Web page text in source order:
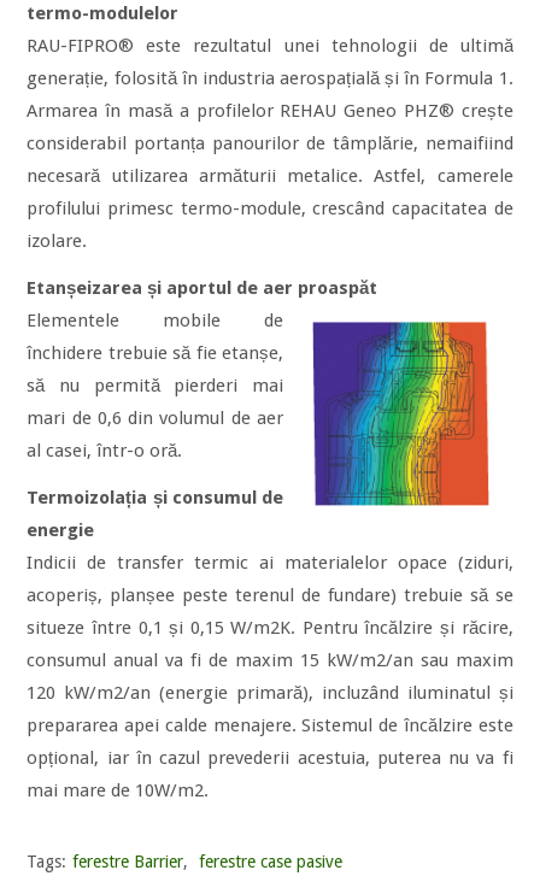
termo-modulelor
RAU-FIPRO® este rezultatul unei tehnologii de ultimă
generație, folosită în industria aerospațială și în Formula 1.
Armarea în masă a profilelor REHAU Geneo PHZ® crește
considerabil portanța panourilor de tâmplărie, nemaifiind
necesară utilizarea armăturii metalice. Astfel, camerele
profilului primesc termo-module, crescând capacitatea de
izolare.
Etanșeizarea și aportul de aer proaspăt
Elementele mobile de
închidere trebuie să fie etanșe,
să nu permită pierderi mai
mari de 0,6 din volumul de aer
al casei, într-o oră.
Termoizolația și consumul de
energie
Indicii de transfer termic ai materialelor opace (ziduri,
acoperiș, planșee peste terenul de fundare) trebuie să se
situeze între 0,1 și 0,15 W/m2K. Pentru încălzire și răcire,
consumul anual va fi de maxim 15 kW/m2/an sau maxim
120 kW/m2/an (energie primară), incluzând iluminatul și
prepararea apei calde menajere. Sistemul de încălzire este
opțional, iar în cazul prevederii acestuia, puterea nu va fi
mai mare de 10W/m2.
Tags: ferestre Barrier, ferestre case pasive